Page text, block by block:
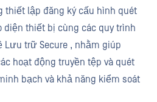
thiết lập đăng ký cấu hình quét
thiết bị cùng các quy trình
trữ Secure , nhằm giúp
hoạt động truyền tệp và quét
bạch và khả năng kiểm soát